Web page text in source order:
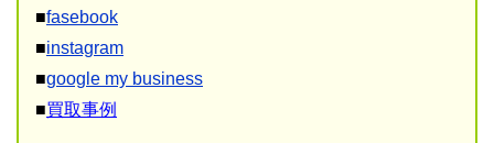
■fasebook
■instagram
■google my business
■買取事例